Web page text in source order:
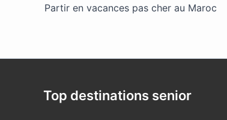
Partir en vacances pas cher au Maroc
Top destinations senior